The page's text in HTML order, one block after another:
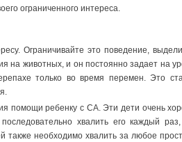
ограниченного интереса.
Ограничивайте это поведение,
на животных, и он постоянно задает на
только во время перемен. Это
помощи ребенку с СА. Эти дети очень
хвалить его каждый раз,
также необходимо хвалить за любое